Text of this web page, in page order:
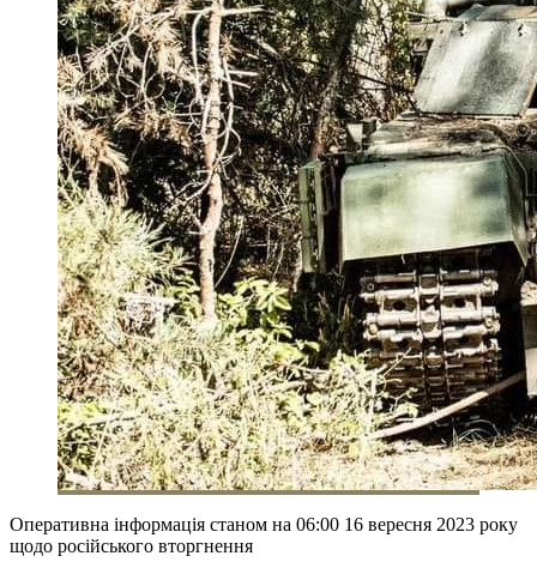
Оперативна інформація станом на 06:00 16 вересня 2023 року
щодо російського вторгнення